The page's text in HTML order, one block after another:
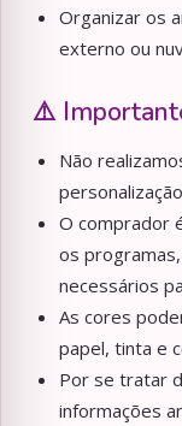
Organizar os
externo ou
⚠️
Não
O comprador
os
necessários
As cores
papel, tinta e
Por se tratar
informações